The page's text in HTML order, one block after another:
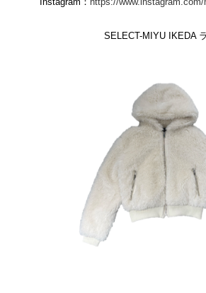
SELECT-MIYU IKEDA